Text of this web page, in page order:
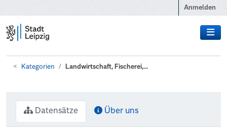
Anmelden
Kategorien Landwirtschaft, Fischerei,...
Datensätze Über uns